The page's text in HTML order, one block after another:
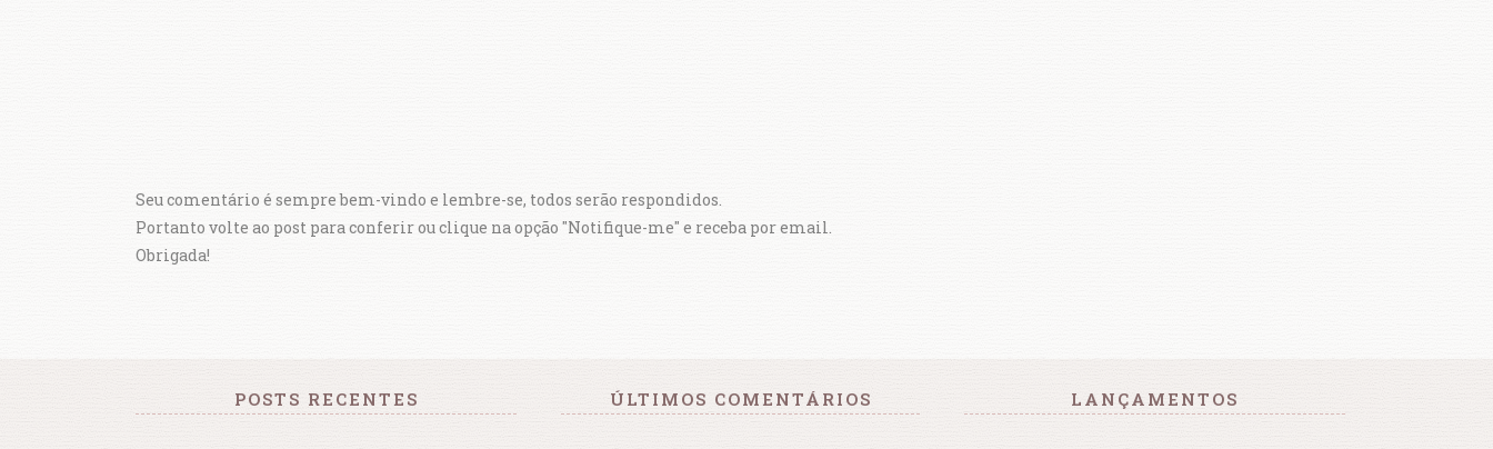
Seu comentário é sempre bem-vindo e lembre-se, todos serão respondidos.
Portanto volte ao post para conferir ou clique na opção "Notifique-me" e receba por email.
Obrigada!
POSTS RECENTES ÚLTIMOS COMENTÁRIOS LANÇAMENTOS